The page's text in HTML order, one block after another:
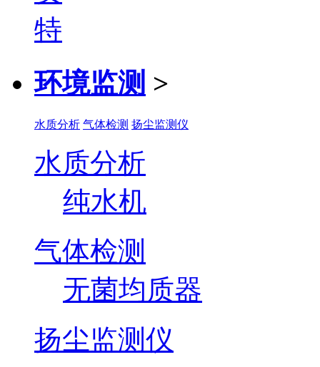
环境监测 >
水质分析 气体检测 扬尘监测仪
水质分析
纯水机
气体检测
无菌均质器
扬尘监测仪